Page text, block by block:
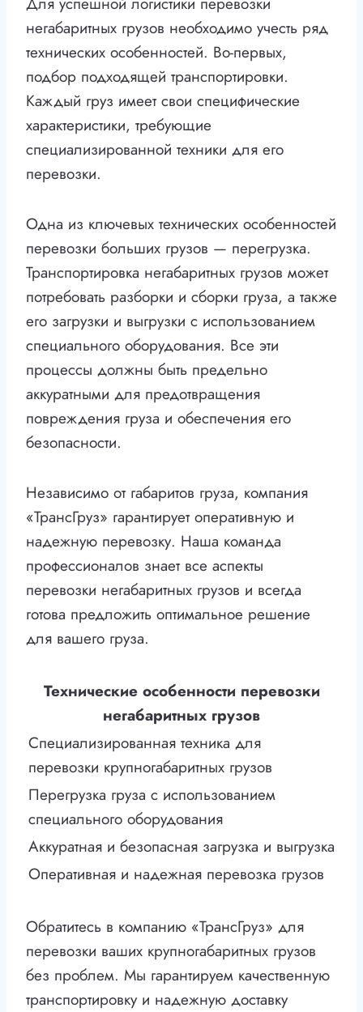
негабаритных грузов необходимо учесть ряд
технических особенностей. Во-первых,
подбор подходящей транспортировки.
Каждый груз имеет свои специфические
характеристики, требующие
специализированной техники для его
перевозки.
Одна из ключевых технических особенностей
перевозки больших грузов — перегрузка.
Транспортировка негабаритных грузов может
потребовать разборки и сборки груза, а также
его загрузки и выгрузки с использованием
специального оборудования. Все эти
процессы должны быть предельно
аккуратными для предотвращения
повреждения груза и обеспечения его
безопасности.
Независимо от габаритов груза, компания
«ТрансГруз» гарантирует оперативную и
надежную перевозку. Наша команда
профессионалов знает все аспекты
перевозки негабаритных грузов и всегда
готова предложить оптимальное решение
для вашего груза.
Технические особенности перевозки
негабаритных грузов
Специализированная техника для
перевозки крупногабаритных грузов
Перегрузка груза с использованием
специального оборудования
Аккуратная и безопасная загрузка и выгрузка
Оперативная и надежная перевозка грузов
Обратитесь в компанию «ТрансГруз» для
перевозки ваших крупногабаритных грузов
без проблем. Мы гарантируем качественную
транспортировку и надежную доставку